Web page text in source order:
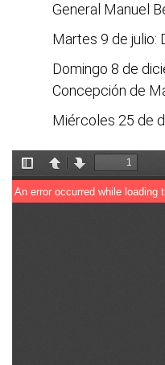
General Manuel
Martes 9 de julio:
Domingo 8 de
Concepción de
Miércoles 25 de